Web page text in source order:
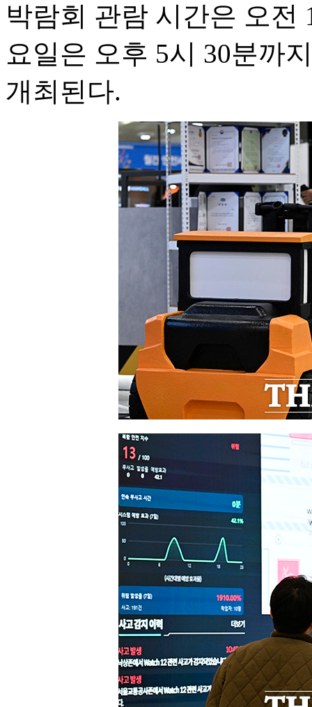
박람회 관람 시간은 오전
요일은 오후 5시 30분까
개최된다.